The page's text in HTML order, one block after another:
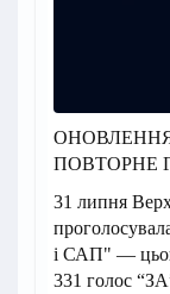
ПОВТОРНЕ
31 липня
і САП" —
331 голос